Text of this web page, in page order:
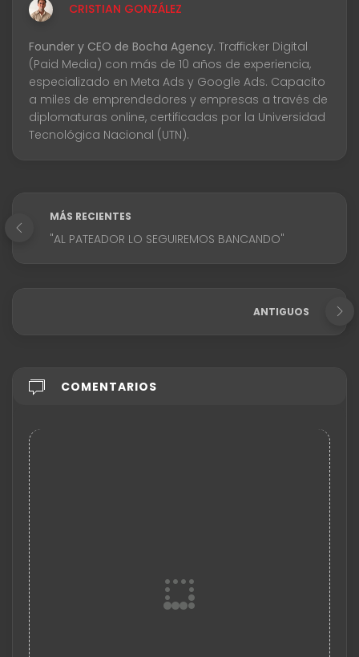
CRISTIAN GONZÁLEZ
Founder y CEO de Bocha Agency. Trafficker Digital
(Paid Media) con más de 10 años de experiencia,
especializado en Meta Ads y Google Ads. Capacito
a miles de emprendedores y empresas a través de
diplomaturas online, certificadas por la Universidad
Tecnológica Nacional (UTN).
MÁS RECIENTES
"AL PATEADOR LO SEGUIREMOS BANCANDO"
ANTIGUOS
COMENTARIOS